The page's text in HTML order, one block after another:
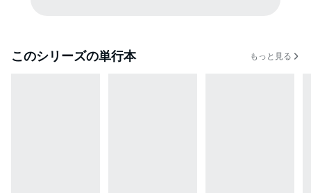
このシリーズの単行本 もっと見る